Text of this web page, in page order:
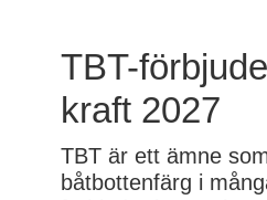
TBT-
kraft 2027
TBT är ett ämne
båtbottenfärg i